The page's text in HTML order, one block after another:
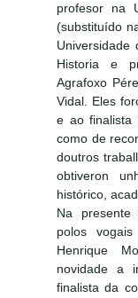
profesor na
(substituído
Historia e
Agrafoxo
Vidal. Eles
e ao finalista
como de
doutros
obtiveron
histórico,
Na presente
polos
Henrique
novidade a
finalista da